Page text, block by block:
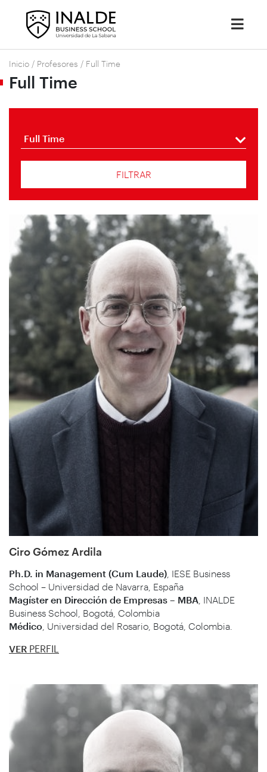
Inicio / Profesores / Full Time
Full Time
Full Time
FILTRAR
Ciro Gómez Ardila
Ph.D. in Management (Cum Laude) , IESE Business
School – Universidad de Navarra, España
Magíster en Dirección de Empresas – MBA , INALDE
Business School, Bogotá, Colombia
Médico , Universidad del Rosario, Bogotá, Colombia.
VER PERFIL